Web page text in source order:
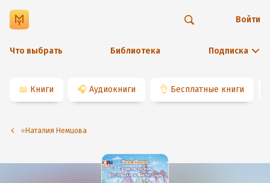
Что выбрать Библиотека Подписка
Войти
📖 Книги 🎧 Аудиокниги 👌 Бесплатные книги
⭐️Наталия Немцова